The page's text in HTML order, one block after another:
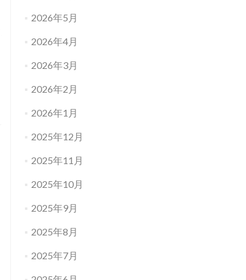
2026年5月
2026年4月
2026年3月
2026年2月
2026年1月
2025年12月
2025年11月
2025年10月
2025年9月
2025年8月
2025年7月